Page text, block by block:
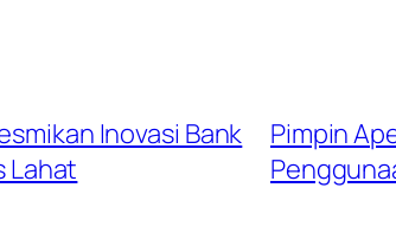
Inovasi Bank
Lahat
Pimpin